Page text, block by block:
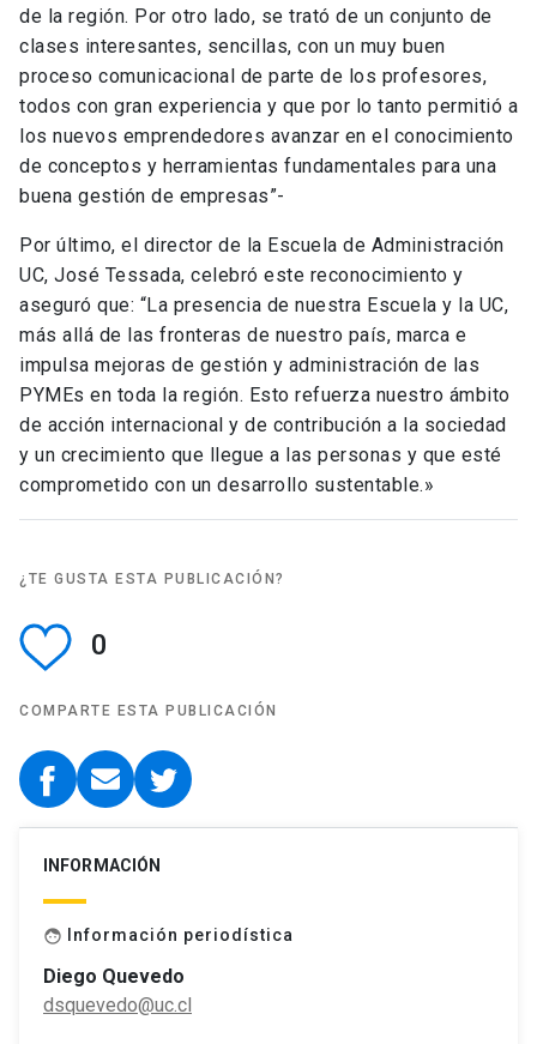
de la región. Por otro lado, se trató de un conjunto de
clases interesantes, sencillas, con un muy buen
proceso comunicacional de parte de los profesores,
todos con gran experiencia y que por lo tanto permitió a
los nuevos emprendedores avanzar en el conocimiento
de conceptos y herramientas fundamentales para una
buena gestión de empresas”-
Por último, el director de la Escuela de Administración
UC, José Tessada, celebró este reconocimiento y
aseguró que: “La presencia de nuestra Escuela y la UC,
más allá de las fronteras de nuestro país, marca e
impulsa mejoras de gestión y administración de las
PYMEs en toda la región. Esto refuerza nuestro ámbito
de acción internacional y de contribución a la sociedad
y un crecimiento que llegue a las personas y que esté
comprometido con un desarrollo sustentable.»
¿TE GUSTA ESTA PUBLICACIÓN?
0
COMPARTE ESTA PUBLICACIÓN
INFORMACIÓN
face Información periodística
Diego Quevedo
dsquevedo@uc.cl